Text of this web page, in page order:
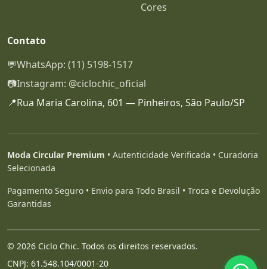
Cores
Contato
💬WhatsApp: (11) 5198-1517
📷Instagram: @ciclochic_oficial
📍Rua Maria Carolina, 601 — Pinheiros, São Paulo/SP
Moda Circular Premium • Autenticidade Verificada • Curadoria
Selecionada
Pagamento Seguro • Envio para Todo Brasil • Troca e Devolução
Garantidas
© 2026 Ciclo Chic. Todos os direitos reservados.
CNPJ: 61.548.104/0001-20